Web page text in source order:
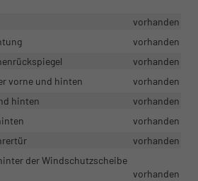
vorhanden
vorhanden
vorhanden
vorne und hinten
vorhanden
hinten
vorhanden
vorhanden
vorhanden
der Windschutzscheibe
vorhanden